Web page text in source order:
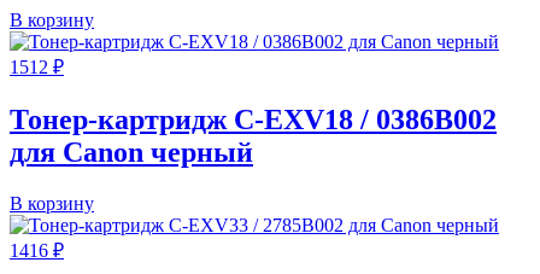
В корзину
1512 ₽
Тонер-картридж C-EXV18 / 0386B002
для Canon черный
В корзину
1416 ₽